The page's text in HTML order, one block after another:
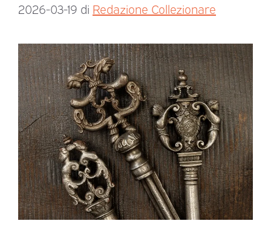
2026-03-19 di Redazione Collezionare